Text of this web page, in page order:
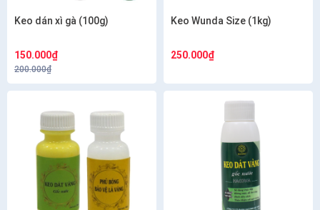
Keo dán xì gà (100g)
150.000₫
200.000₫
Keo Wunda Size (1kg)
250.000₫